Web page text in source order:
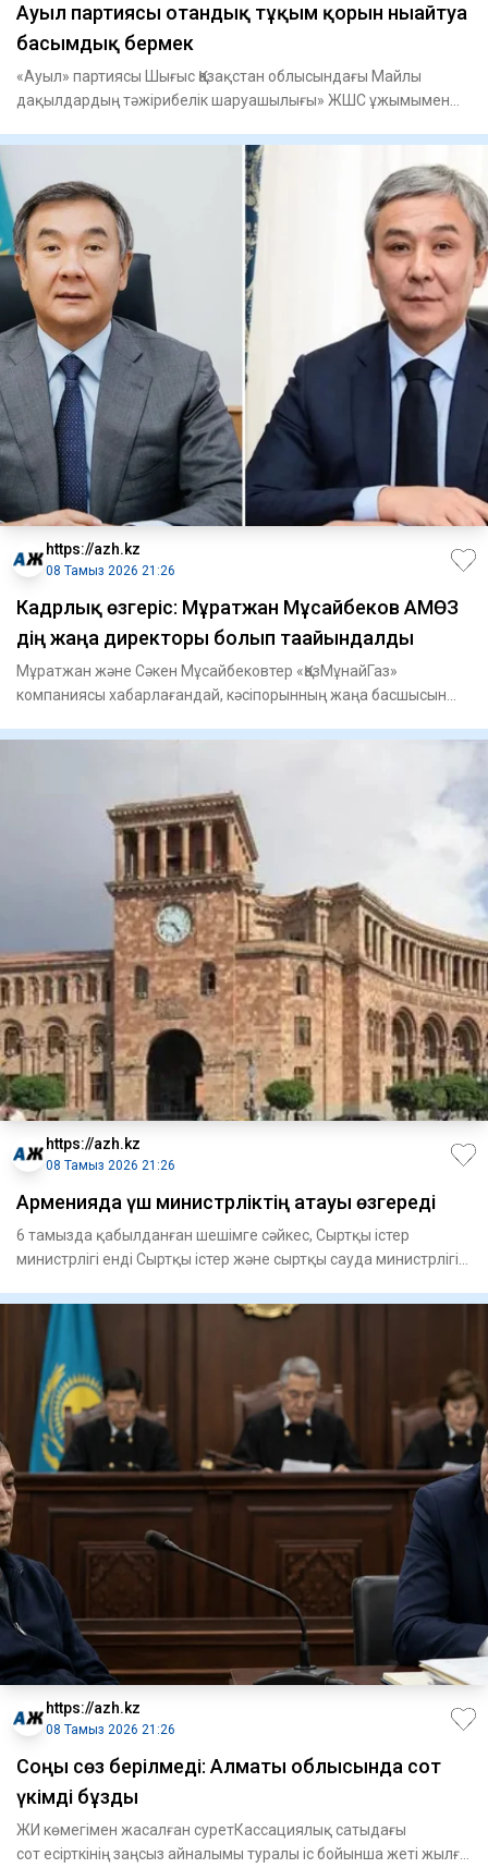
Ауыл партиясы отандық тұқым қорын нығайтуға
басымдық бермек
«Ауыл» партиясы Шығыс Қазақстан облысындағы Майлы
дақылдардың тәжірибелік шаруашылығы» ЖШС ұжымымен
https://azh.kz
08 Тамыз 2026 21:26
Кадрлық өзгеріс: Мұратжан Мұсайбеков АМӨЗ
дің жаңа директоры болып ​тағайындалды
Мұратжан және Сәкен Мұсайбековтер «ҚазМұнайГаз»
компаниясы хабарлағандай, кәсіпорынның жаңа басшысын
https://azh.kz
08 Тамыз 2026 21:26
Арменияда үш министрліктің атауы өзгереді
6 тамызда қабылданған шешімге сәйкес, Сыртқы істер
министрлігі енді Сыртқы істер және сыртқы сауда министрлігі
https://azh.kz
08 Тамыз 2026 21:26
​Соңғы сөз берілмеді: Алматы облысында сот
үкімді бұзды
ЖИ көмегімен жасалған суретКассациялық сатыдағы
сот есірткінің заңсыз айналымы туралы іс бойынша жеті жылға